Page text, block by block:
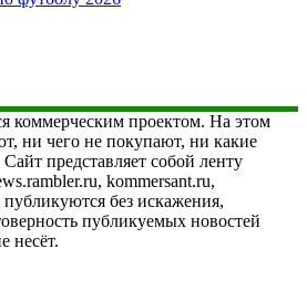
коммерческим проектом. На этом
ни чего не покупают, ни какие
представляет собой ленту
kommersant.ru,
без искажения,
публикуемых новостей
несёт.